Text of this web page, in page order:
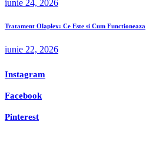
iunie 24, 2026
Tratament Olaplex: Ce Este si Cum Functioneaza
iunie 22, 2026
Instagram
Facebook
Pinterest